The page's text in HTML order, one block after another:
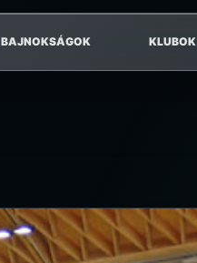
BAJNOKSÁGOK KLUBOK